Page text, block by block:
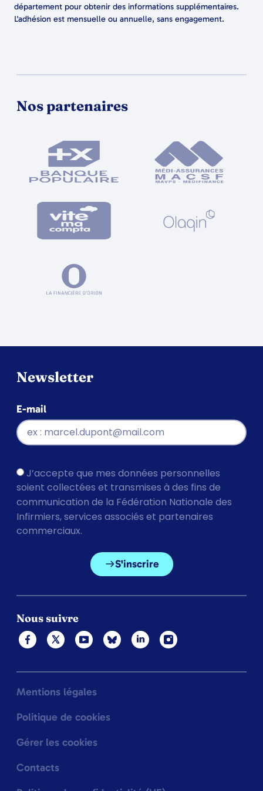
département pour obtenir des informations supplémentaires.
L'adhésion est mensuelle ou annuelle, sans engagement.
Nos partenaires
Newsletter
E-mail
J’accepte que mes données personnelles
soient collectées et transmises à des fins de
communication de la Fédération Nationale des
Infirmiers, services associés et partenaires
commerciaux.
S'inscrire
Nous suivre
Mentions légales
Politique de cookies
Gérer les cookies
Contacts